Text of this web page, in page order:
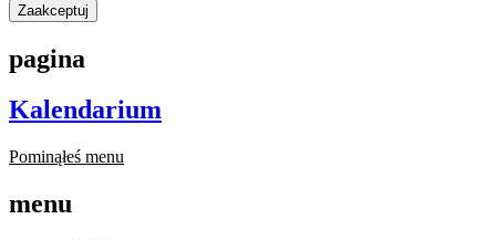
Zaakceptuj
pagina
Kalendarium
Pominąłeś menu
menu